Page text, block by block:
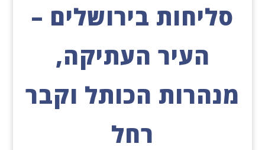
סליחות בירושלים –
העיר העתיקה,
מנהרות הכותל וקבר
רחל